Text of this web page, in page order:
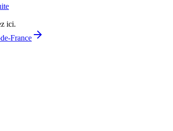
ici.
France